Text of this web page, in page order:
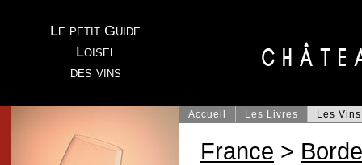
Le petit Guide
Loisel
des vins
Accueil Les Livres Les Vins
France >